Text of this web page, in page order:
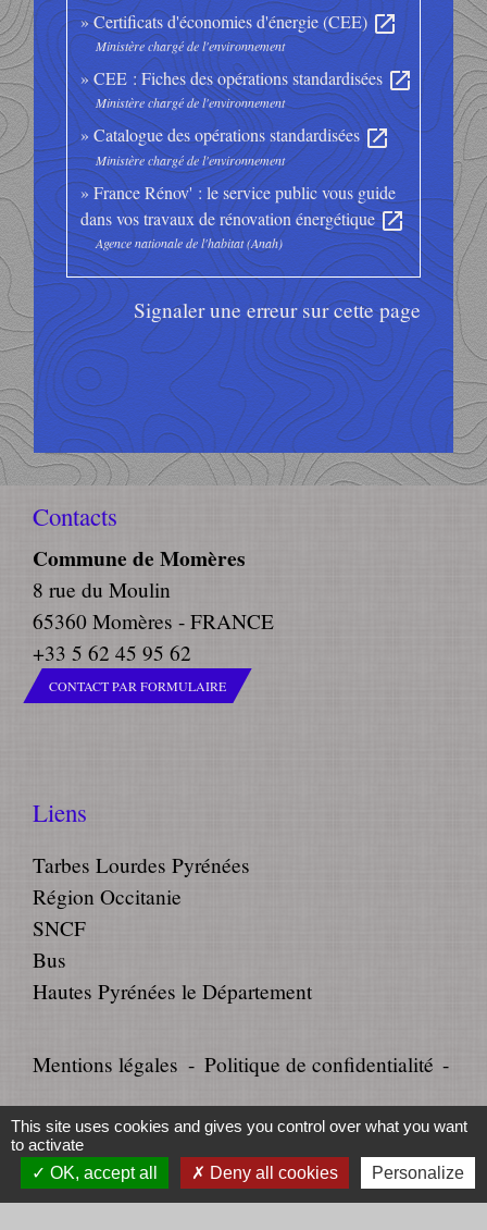
Certificats d'économies d'énergie (CEE)open_in_new
Ministère chargé de l'environnement
CEE : Fiches des opérations standardisées open_in_new
Ministère chargé de l'environnement
Catalogue des opérations standardiséesopen_in_new
Ministère chargé de l'environnement
France Rénov' : le service public vous guide
dans vos travaux de rénovation énergétiqueopen_in_new
Agence nationale de l'habitat (Anah)
Signaler une erreur sur cette page
Contacts
Commune de Momères
8 rue du Moulin
65360 Momères - FRANCE
+33 5 62 45 95 62
CONTACT PAR FORMULAIRE
Liens
Tarbes Lourdes Pyrénées
Région Occitanie
SNCF
Bus
Hautes Pyrénées le Département
Mentions légales - Politique de confidentialité -
Accessibilité - Plan du site -
Gestion des cookies
This site uses cookies and gives you control over what you want
to activate
OK, accept all
Deny all cookies Personalize